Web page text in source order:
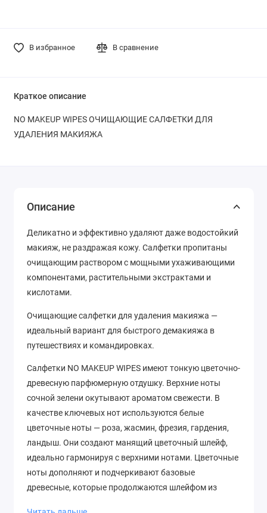
В избранное В сравнение
Краткое описание
NO MAKEUP WIPES ОЧИЩАЮЩИЕ САЛФЕТКИ ДЛЯ
УДАЛЕНИЯ МАКИЯЖА
Описание
Деликатно и эффективно удаляют даже водостойкий
макияж, не раздражая кожу. Салфетки пропитаны
очищающим раствором с мощными ухаживающими
компонентами, растительными экстрактами и
кислотами.
Очищающие салфетки для удаления макияжа —
идеальный вариант для быстрого демакияжа в
путешествиях и командировках.
Салфетки NO MAKEUP WIPES имеют тонкую цветочно-
древесную парфюмерную отдушку. Верхние ноты
сочной зелени окутывают ароматом свежести. В
качестве ключевых нот используются белые
цветочные ноты — роза, жасмин, фрезия, гардения,
ландыш. Они создают манящий цветочный шлейф,
идеально гармонируя с верхними нотами. Цветочные
ноты дополняют и подчеркивают базовые
древесные, которые продолжаются шлейфом из